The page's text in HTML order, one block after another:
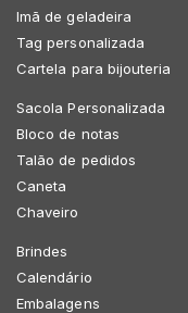
Imã de geladeira
Tag personalizada
Cartela para bijouteria
Sacola Personalizada
Bloco de notas
Talão de pedidos
Caneta
Chaveiro
Brindes
Calendário
Embalagens